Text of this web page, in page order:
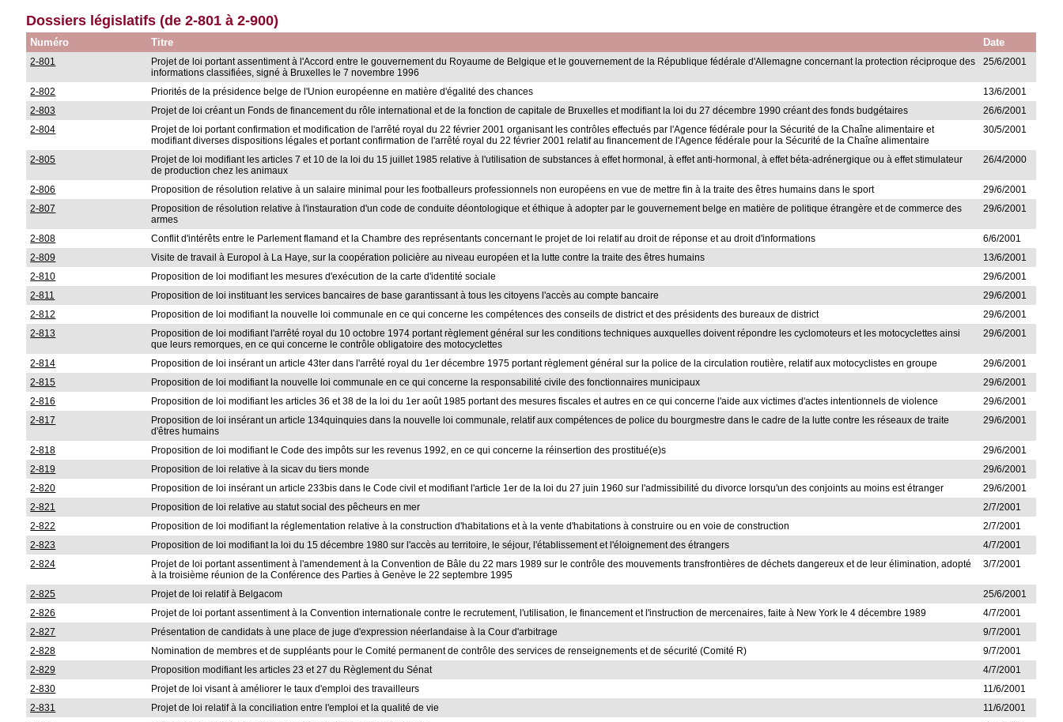
Dossiers législatifs (de 2-801 à 2-900)
Numéro Titre Date
2-801
Projet de loi portant assentiment à l'Accord entre le gouvernement du Royaume de Belgique et le gouvernement de la République fédérale d'Allemagne concernant la protection réciproque des
informations classifiées, signé à Bruxelles le 7 novembre 1996
25/6/2001
2-802 Priorités de la présidence belge de l'Union européenne en matière d'égalité des chances
13/6/2001
2-803
Projet de loi créant un Fonds de financement du rôle international et de la fonction de capitale de Bruxelles et modifiant la loi du 27 décembre 1990 créant des fonds budgétaires
26/6/2001
2-804
Projet de loi portant confirmation et modification de l'arrêté royal du 22 février 2001 organisant les contrôles effectués par l'Agence fédérale pour la Sécurité de la Chaîne alimentaire et
modifiant diverses dispositions légales et portant confirmation de l'arrêté royal du 22 février 2001 relatif au financement de l'Agence fédérale pour la Sécurité de la Chaîne alimentaire
30/5/2001
2-805
Projet de loi modifiant les articles 7 et 10 de la loi du 15 juillet 1985 relative à l'utilisation de substances à effet hormonal, à effet anti-hormonal, à effet béta-adrénergique ou à effet stimulateur
de production chez les animaux
26/4/2000
2-806 Proposition de résolution relative à un salaire minimal pour les footballeurs professionnels non européens en vue de mettre fin à la traite des êtres humains dans le sport
29/6/2001
2-807
Proposition de résolution relative à l'instauration d'un code de conduite déontologique et éthique à adopter par le gouvernement belge en matière de politique étrangère et de commerce des
armes
29/6/2001
2-808 Conflit d'intérêts entre le Parlement flamand et la Chambre des représentants concernant le projet de loi relatif au droit de réponse et au droit d'informations
6/6/2001
2-809
Visite de travail à Europol à La Haye, sur la coopération policière au niveau européen et la lutte contre la traite des êtres humains
13/6/2001
2-810
Proposition de loi modifiant les mesures d'exécution de la carte d'identité sociale
29/6/2001
2-811
Proposition de loi instituant les services bancaires de base garantissant à tous les citoyens l'accès au compte bancaire
29/6/2001
2-812
Proposition de loi modifiant la nouvelle loi communale en ce qui concerne les compétences des conseils de district et des présidents des bureaux de district
29/6/2001
2-813
Proposition de loi modifiant l'arrêté royal du 10 octobre 1974 portant règlement général sur les conditions techniques auxquelles doivent répondre les cyclomoteurs et les motocyclettes ainsi
que leurs remorques, en ce qui concerne le contrôle obligatoire des motocyclettes
29/6/2001
2-814 Proposition de loi insérant un article 43ter dans l'arrêté royal du 1er décembre 1975 portant règlement général sur la police de la circulation routière, relatif aux motocyclistes en groupe
29/6/2001
2-815
Proposition de loi modifiant la nouvelle loi communale en ce qui concerne la responsabilité civile des fonctionnaires municipaux
29/6/2001
2-816
Proposition de loi modifiant les articles 36 et 38 de la loi du 1er août 1985 portant des mesures fiscales et autres en ce qui concerne l'aide aux victimes d'actes intentionnels de violence
29/6/2001
2-817
Proposition de loi insérant un article 134quinquies dans la nouvelle loi communale, relatif aux compétences de police du bourgmestre dans le cadre de la lutte contre les réseaux de traite
d'êtres humains
29/6/2001
2-818 Proposition de loi modifiant le Code des impôts sur les revenus 1992, en ce qui concerne la réinsertion des prostitué(e)s
29/6/2001
2-819
Proposition de loi relative à la sicav du tiers monde
29/6/2001
2-820
Proposition de loi insérant un article 233bis dans le Code civil et modifiant l'article 1er de la loi du 27 juin 1960 sur l'admissibilité du divorce lorsqu'un des conjoints au moins est étranger
29/6/2001
2-821
Proposition de loi relative au statut social des pêcheurs en mer
2/7/2001
2-822
Proposition de loi modifiant la réglementation relative à la construction d'habitations et à la vente d'habitations à construire ou en voie de construction
2/7/2001
2-823
Proposition de loi modifiant la loi du 15 décembre 1980 sur l'accès au territoire, le séjour, l'établissement et l'éloignement des étrangers
4/7/2001
2-824
Projet de loi portant assentiment à l'amendement à la Convention de Bâle du 22 mars 1989 sur le contrôle des mouvements transfrontières de déchets dangereux et de leur élimination, adopté
à la troisième réunion de la Conférence des Parties à Genève le 22 septembre 1995
3/7/2001
2-825 Projet de loi relatif à Belgacom
25/6/2001
2-826
Projet de loi portant assentiment à la Convention internationale contre le recrutement, l'utilisation, le financement et l'instruction de mercenaires, faite à New York le 4 décembre 1989
4/7/2001
2-827
Présentation de candidats à une place de juge d'expression néerlandaise à la Cour d'arbitrage
9/7/2001
2-828
Nomination de membres et de suppléants pour le Comité permanent de contrôle des services de renseignements et de sécurité (Comité R)
9/7/2001
2-829
Proposition modifiant les articles 23 et 27 du Règlement du Sénat
4/7/2001
2-830
Projet de loi visant à améliorer le taux d'emploi des travailleurs
11/6/2001
2-831
Projet de loi relatif à la conciliation entre l'emploi et la qualité de vie
11/6/2001